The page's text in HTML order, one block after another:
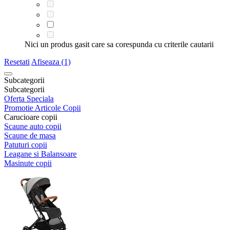
Nici un produs gasit care sa corespunda cu criterile cautarii
Resetati Afiseaza (1)
Subcategorii
Subcategorii
Oferta Speciala
Promotie Articole Copii
Carucioare copii
Scaune auto copii
Scaune de masa
Patuturi copii
Leagane si Balansoare
Masinute copii